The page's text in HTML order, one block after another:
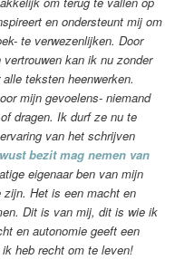
en ondersteunt mij om
te verwezenlijken. Door
kan ik nu zonder
teksten heenwerken.
mijn gevoelens- niemand
dragen. Ik durf ze nu te
van het schrijven
bezit mag nemen van
eigenaar ben van mijn
Het is een macht en
Dit is van mij, dit is wie ik
en autonomie geeft een
heb recht om te leven!